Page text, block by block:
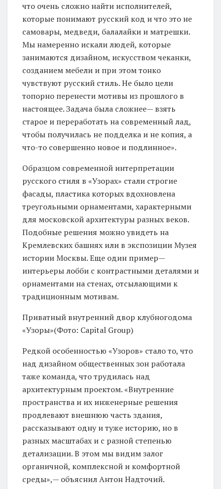
что очень сложно найти исполнителей,
которые понимают русский код и что это не
самовары, медведи, балалайки и матрешки.
Мы намеренно искали людей, которые
занимаются дизайном, искусством чеканки,
созданием мебели и при этом тонко
чувствуют русский стиль. Не было цели
топорно перенести мотивы из прошлого в
настоящее. Задача была сложнее— взять
старое и переработать на современный лад,
чтобы получилась не подделка и не копия, а
что-то совершенно новое и подлинное».
Образцом современной интерпретации
русского стиля в «Узорах» стали строгие
фасады, пластика которых вдохновлена
треугольными орнаментами, характерными
для московской архитектуры разных веков.
Подобные решения можно увидеть на
Кремлевских башнях или в экспозиции Музея
истории Москвы. Еще один пример—
интерьеры лобби с контрастными деталями и
орнаментами на стенах, отсылающими к
традиционным мотивам.
Приватный внутренний двор клубногодома
«Узоры»(Фото: Capital Group)
Редкой особенностью «Узоров» стало то, что
над дизайном общественных зон работала
таже команда, что трудилась над
архитектурным проектом. «Внутренние
пространства и их инженерные решения
продлевают внешнюю часть здания,
рассказывают одну и туже историю, но в
разных масштабах и с разной степенью
детализации. В этом мы видим залог
органичной, комплексной и комфортной
среды»,— объяснил Антон Надточий.